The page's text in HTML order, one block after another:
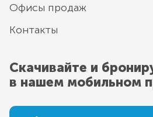
Офисы продаж
Контакты
Скачивайте и
в нашем мобильном